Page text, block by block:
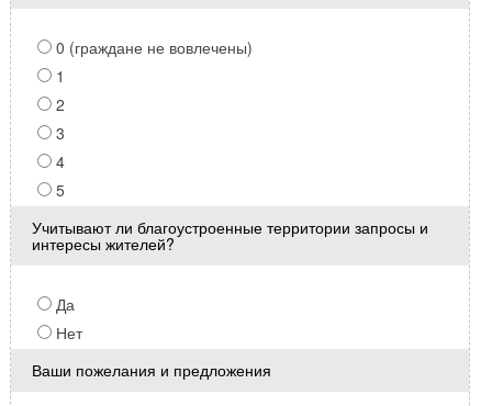
0 (граждане не вовлечены)
1
2
3
4
5
Учитывают ли благоустроенные территории запросы и
интересы жителей?
Да
Нет
Ваши пожелания и предложения